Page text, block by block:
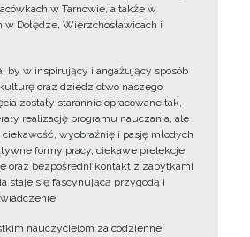
w Tarnowie, a także w
w Dołędze, Wierzchosławicach i
by w inspirujący i angażujący sposób
oraz dziedzictwo naszego
zostały starannie opracowane tak,
realizację programu nauczania, ale
wyobraźnię i pasję młodych
formy pracy, ciekawe prelekcje,
oraz bezpośredni kontakt z zabytkami
staje się fascynującą przygodą i
nauczycielom za codzienne